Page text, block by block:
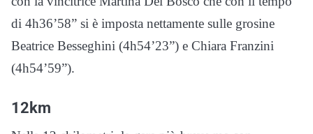
di 4h36’58” si è imposta nettamente sulle grosine
Beatrice Besseghini (4h54’23”) e Chiara Franzini
(4h54’59”).
12km